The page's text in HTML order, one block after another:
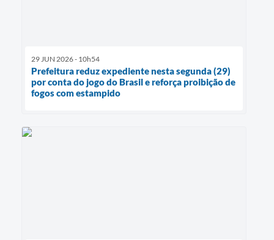
29 JUN 2026 - 10h54
Prefeitura reduz expediente nesta segunda (29)
por conta do jogo do Brasil e reforça proibição de
fogos com estampido